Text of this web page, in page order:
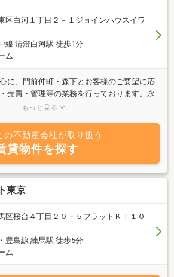
区白河１丁目２－１ジョインハウスイワ
線 清澄白河駅 徒歩1分
ム
に、門前仲町・森下とお客様のご要望に応
売買・管理等の業務を行っております。永
頼と経験に基づいた実績があり、良い評価
すので是非ご相談にご来店下さい。
もっと見る
の不動産会社が取り扱う
貸物件を探す
東京
区桜台４丁目２０－５フラットＫＴ１０
豊島線 練馬駅 徒歩5分
ム